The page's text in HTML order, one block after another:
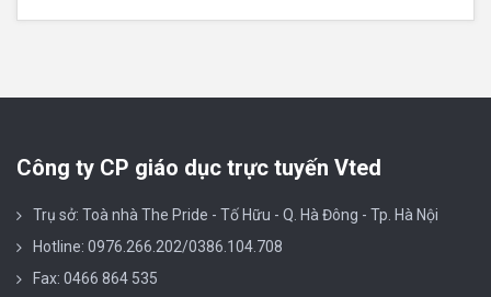
Công ty CP giáo dục trực tuyến Vted
Trụ sở: Toà nhà The Pride - Tố Hữu - Q. Hà Đông - Tp. Hà Nội
Hotline: 0976.266.202/0386.104.708
Fax: 0466 864 535